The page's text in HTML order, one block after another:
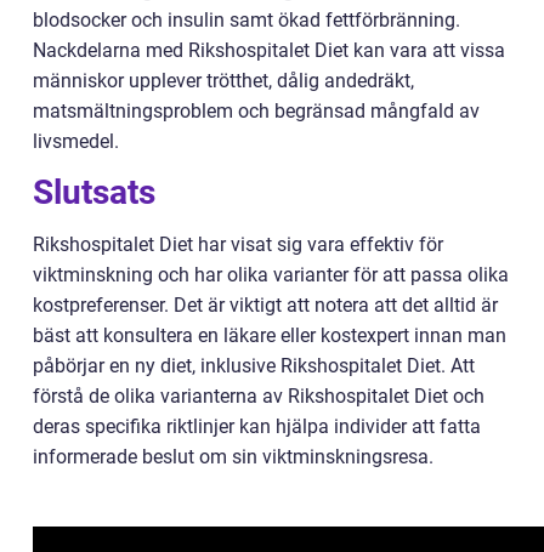
blodsocker och insulin samt ökad fettförbränning.
Nackdelarna med Rikshospitalet Diet kan vara att vissa
människor upplever trötthet, dålig andedräkt,
matsmältningsproblem och begränsad mångfald av
livsmedel.
Slutsats
Rikshospitalet Diet har visat sig vara effektiv för
viktminskning och har olika varianter för att passa olika
kostpreferenser. Det är viktigt att notera att det alltid är
bäst att konsultera en läkare eller kostexpert innan man
påbörjar en ny diet, inklusive Rikshospitalet Diet. Att
förstå de olika varianterna av Rikshospitalet Diet och
deras specifika riktlinjer kan hjälpa individer att fatta
informerade beslut om sin viktminskningsresa.